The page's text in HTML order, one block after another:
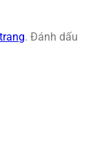
. Đánh dấu